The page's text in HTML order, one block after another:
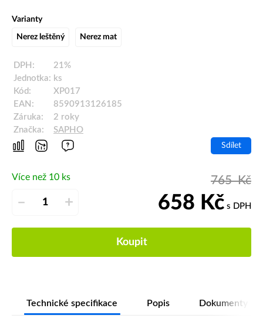
Varianty
Nerez leštěný Nerez mat
DPH:
21%
Jednotka: ks
Kód:
XP017
EAN:
8590913126185
Záruka:
2 roky
Značka:
SAPHO
Sdílet
Více než 10 ks
– +
765Kč
658 Kč s DPH
Koupit
Technické specifikace Popis Dokumenty